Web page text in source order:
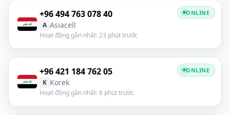
+96 494 763 078 40
A Asiacell
Hoạt động gần nhất: 23 phút trước
ONLINE
+96 421 184 762 05
K Korek
Hoạt động gần nhất: 6 phút trước
ONLINE